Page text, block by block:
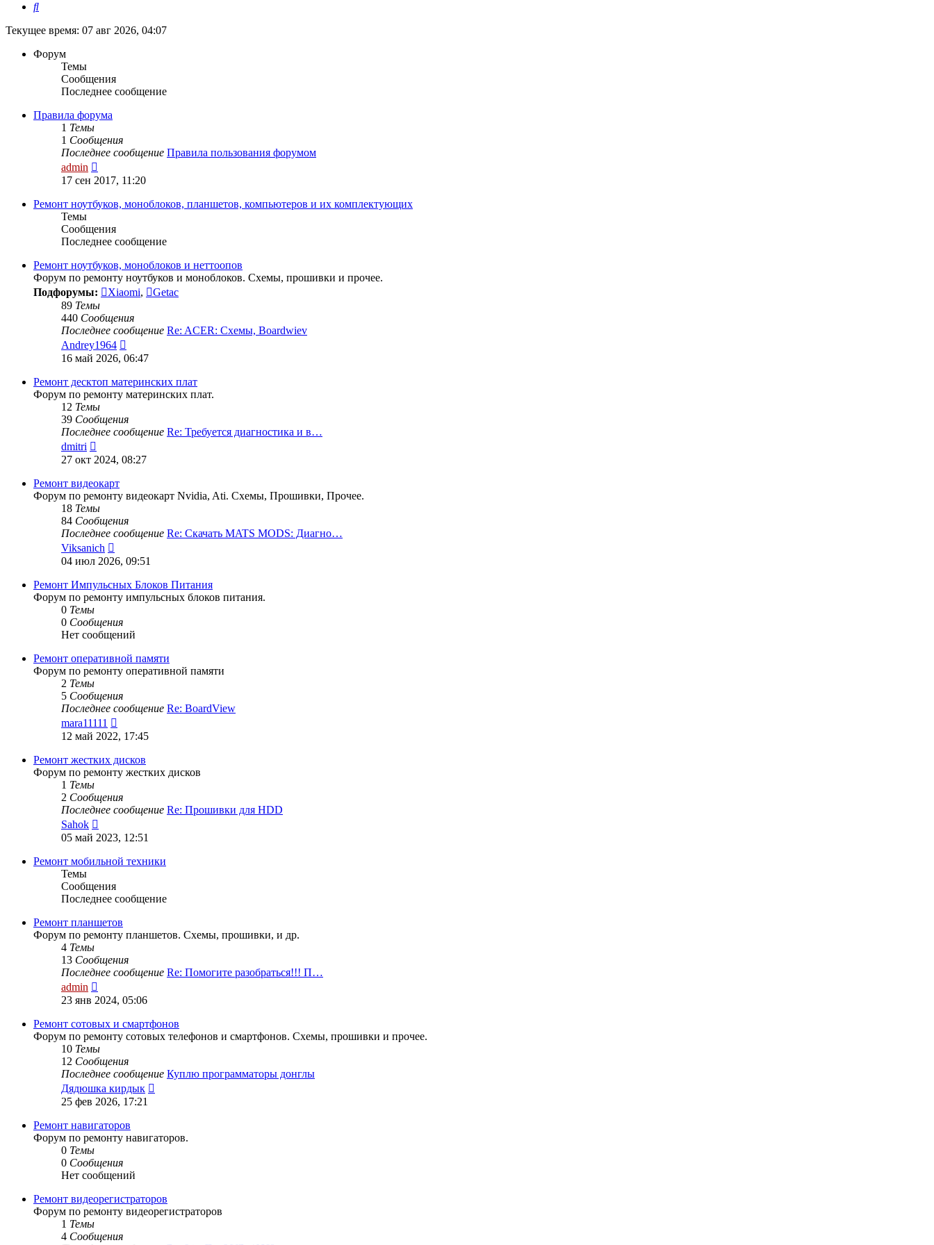
Поиск
Текущее время: 07 авг 2026, 04:07
Форум
Темы
Сообщения
Последнее сообщение
Правила форума
1 Темы
1 Сообщения
Последнее сообщение Правила пользования форумом
admin
к
сообщению
17 сен 2017, 11:20
Ремонт ноутбуков, моноблоков, планшетов, компьютеров и их комплектующих
Темы
Сообщения
Последнее сообщение
Ремонт ноутбуков, моноблоков и неттоопов
Форум по ремонту ноутбуков и моноблоков. Схемы, прошивки и прочее.
Подфорумы:
Xiaomi,
Getac
89 Темы
440 Сообщения
Последнее сообщение Re: ACER: Схемы, Boardwiev
Andrey1964
к
сообщению
16 май 2026, 06:47
Ремонт десктоп материнских плат
Форум по ремонту материнских плат.
12 Темы
39 Сообщения
Последнее сообщение Re: Требуется диагностика и в…
dmitri
к
сообщению
27 окт 2024, 08:27
Ремонт видеокарт
Форум по ремонту видеокарт Nvidia, Ati. Схемы, Прошивки, Прочее.
18 Темы
84 Сообщения
Последнее сообщение Re: Скачать MATS MODS: Диагно…
Viksanich
к
сообщению
04 июл 2026, 09:51
Ремонт Импульсных Блоков Питания
Форум по ремонту импульсных блоков питания.
0 Темы
0 Сообщения
Нет сообщений
Ремонт оперативной памяти
Форум по ремонту оперативной памяти
2 Темы
5 Сообщения
Последнее сообщение Re: BoardView
mara11111
к
сообщению
12 май 2022, 17:45
Ремонт жестких дисков
Форум по ремонту жестких дисков
1 Темы
2 Сообщения
Последнее сообщение Re: Прошивки для HDD
Sahok
к
сообщению
05 май 2023, 12:51
Ремонт мобильной техники
Темы
Сообщения
Последнее сообщение
Ремонт планшетов
Форум по ремонту планшетов. Схемы, прошивки, и др.
4 Темы
13 Сообщения
Последнее сообщение Re: Помогите разобраться!!! П…
admin
к
сообщению
23 янв 2024, 05:06
Ремонт сотовых и смартфонов
Форум по ремонту сотовых телефонов и смартфонов. Схемы, прошивки и прочее.
10 Темы
12 Сообщения
Последнее сообщение Куплю программаторы донглы
Дядюшка кирдык
25 фев 2026, 17:21
Ремонт навигаторов
Форум по ремонту навигаторов.
0 Темы
0 Сообщения
Нет сообщений
Ремонт видеорегистраторов
Форум по ремонту видеорегистраторов
1 Темы
4 Сообщения